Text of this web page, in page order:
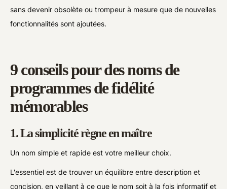
sans devenir obsolète ou trompeur à mesure que de nouvelles
fonctionnalités sont ajoutées.
9 conseils pour des noms de
programmes de fidélité
mémorables
1. La simplicité règne en maître
Un nom simple et rapide est votre meilleur choix.
L'essentiel est de trouver un équilibre entre description et
concision, en veillant à ce que le nom soit à la fois informatif et